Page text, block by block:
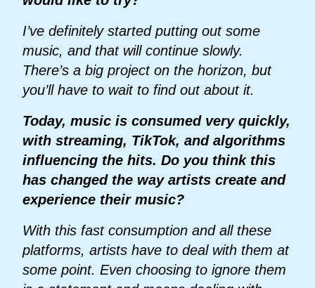
I’ve definitely started putting out some
music, and that will continue slowly.
There’s a big project on the horizon, but
you’ll have to wait to find out about it.
Today, music is consumed very quickly,
with streaming, TikTok, and algorithms
influencing the hits. Do you think this
has changed the way artists create and
experience their music?
With this fast consumption and all these
platforms, artists have to deal with them at
some point. Even choosing to ignore them